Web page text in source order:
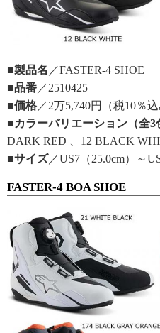
■製品名 ／FASTER-4 SHOE
■品番／2510425
■価格／2万5,740円（税10％込
■カラーバリエーション（全3
DARK RED 、12 BLACK
■サイズ／US7（25.0cm）～
FASTER-4 BOA SHOE